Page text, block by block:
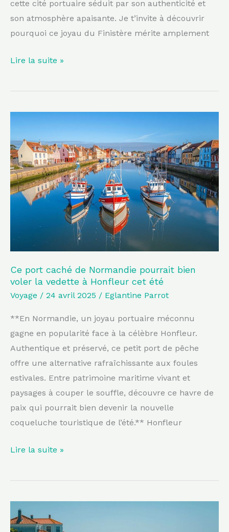
cette cité portuaire séduit par son authenticité et
son atmosphère apaisante. Je t’invite à découvrir
pourquoi ce joyau du Finistère mérite amplement
Lire la suite »
Ce port caché de Normandie pourrait bien
voler la vedette à Honfleur cet été
Voyage / 24 avril 2025 / Eglantine Parrot
**En Normandie, un joyau portuaire méconnu
gagne en popularité face à la célèbre Honfleur.
Authentique et préservé, ce petit port de pêche
offre une alternative rafraîchissante aux foules
estivales. Entre patrimoine maritime vivant et
paysages à couper le souffle, découvre ce havre de
paix qui pourrait bien devenir la nouvelle
coqueluche touristique de l’été.** Honfleur
Ce
caché
de
Normandie
pourrait
la
vedette
à
Honfleur
cet
Lire la suite »
Moins
connue